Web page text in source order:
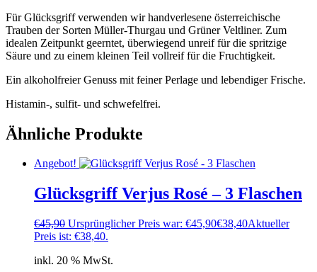
Für Glücksgriff verwenden wir handverlesene österreichische
Trauben der Sorten Müller-Thurgau und Grüner Veltliner. Zum
idealen Zeitpunkt geerntet, überwiegend unreif für die spritzige
Säure und zu einem kleinen Teil vollreif für die Fruchtigkeit.
Ein alkoholfreier Genuss mit feiner Perlage und lebendiger Frische.
Histamin-, sulfit- und schwefelfrei.
Ähnliche Produkte
Angebot!
Glücksgriff Verjus Rosé – 3 Flaschen
€45,90 Ursprünglicher Preis war: €45,90€38,40Aktueller
Preis ist: €38,40.
inkl. 20 % MwSt.